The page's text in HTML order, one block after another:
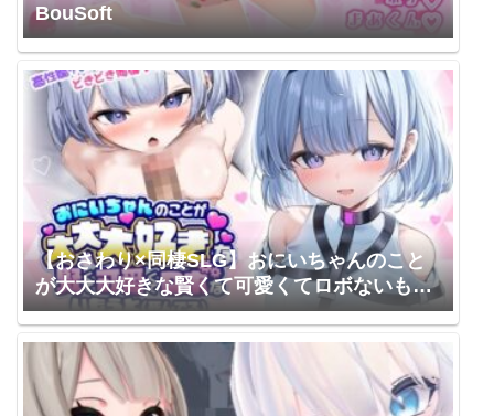
BouSoft
【おさわり×同棲SLG】おにいちゃんのこと
が大大大好きな賢くて可愛くてロボないもう
と(死んでる)【いもうと】 もちべえろし